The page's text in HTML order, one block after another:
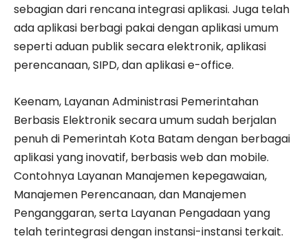
sebagian dari rencana integrasi aplikasi. Juga telah
ada aplikasi berbagi pakai dengan aplikasi umum
seperti aduan publik secara elektronik, aplikasi
perencanaan, SIPD, dan aplikasi e-office.
Keenam, Layanan Administrasi Pemerintahan
Berbasis Elektronik secara umum sudah berjalan
penuh di Pemerintah Kota Batam dengan berbagai
aplikasi yang inovatif, berbasis web dan mobile.
Contohnya Layanan Manajemen kepegawaian,
Manajemen Perencanaan, dan Manajemen
Penganggaran, serta Layanan Pengadaan yang
telah terintegrasi dengan instansi-instansi terkait.